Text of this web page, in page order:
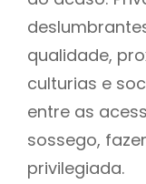
qualidade,
culturias e
entre as
sossego,
privilegiada.